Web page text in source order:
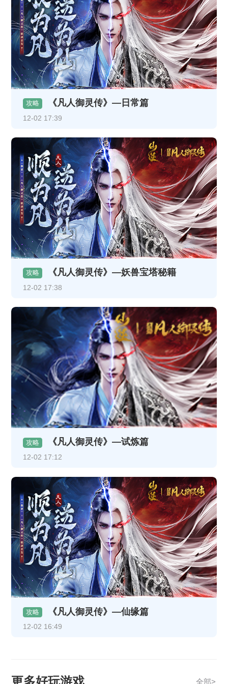
攻略 《凡人御灵传》—日常篇
12-02 17:39
攻略 《凡人御灵传》—妖兽宝塔秘籍
12-02 17:38
攻略 《凡人御灵传》—试炼篇
12-02 17:12
攻略 《凡人御灵传》—仙缘篇
12-02 16:49
全部>